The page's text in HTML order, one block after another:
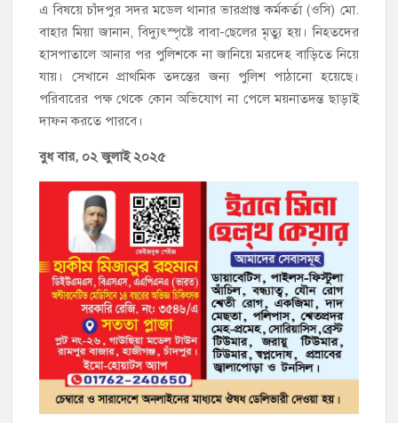
এ বিষয়ে চাঁদপুর সদর মডেল থানার ভারপ্রাপ্ত কর্মকর্তা (ওসি) মো.
বাহার মিয়া জানান, বিদ্যুৎস্পৃষ্টে বাবা-ছেলের মৃত্যু হয়। নিহতদের
হাসপাতালে আনার পর পুলিশকে না জানিয়ে মরদেহ বাড়িতে নিয়ে
যায়। সেখানে প্রাথমিক তদন্তের জন্য পুলিশ পাঠানো হয়েছে।
পরিবারের পক্ষ থেকে কোন অভিযোগ না পেলে ময়নাতদন্ত ছাড়াই
দাফন করতে পারবে।
বুধ বার, ০২ জুলাই ২০২৫